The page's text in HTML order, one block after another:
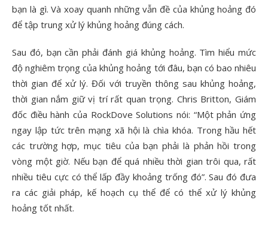
bạn là gì. Và xoay quanh những vẫn đề của khủng hoảng đó
để tập trung xử lý khủng hoảng đúng cách.
Sau đó, bạn cần phải đánh giá khủng hoảng. Tìm hiểu mức
độ nghiêm trọng của khủng hoảng tới đâu, bạn có bao nhiêu
thời gian để xử lý. Đối với truyền thông sau khủng hoảng,
thời gian nắm giữ vị trí rất quan trọng. Chris Britton, Giám
đốc điều hành của RockDove Solutions nói: “Một phản ứng
ngay lập tức trên mạng xã hội là chìa khóa. Trong hầu hết
các trường hợp, mục tiêu của bạn phải là phản hồi trong
vòng một giờ. Nếu bạn để quá nhiều thời gian trôi qua, rất
nhiều tiêu cực có thể lấp đầy khoảng trống đó”. Sau đó đưa
ra các giải pháp, kế hoạch cụ thể để có thể xử lý khủng
hoảng tốt nhất.